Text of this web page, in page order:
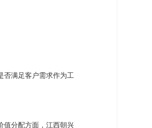
否满足客户需求作为工
值分配方面，江西朝兴